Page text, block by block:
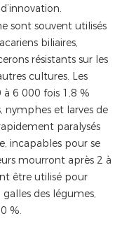
sont souvent utilisés
biliaires,
résistants sur les
cultures. Les
6 000 fois 1,8 %
nymphes et larves de
paralysés
incapables pour se
mourront après 2 à
être utilisé pour
des légumes,
%.